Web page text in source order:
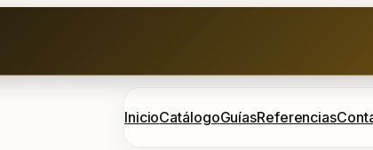
InicioCatálogoGuíasReferencias